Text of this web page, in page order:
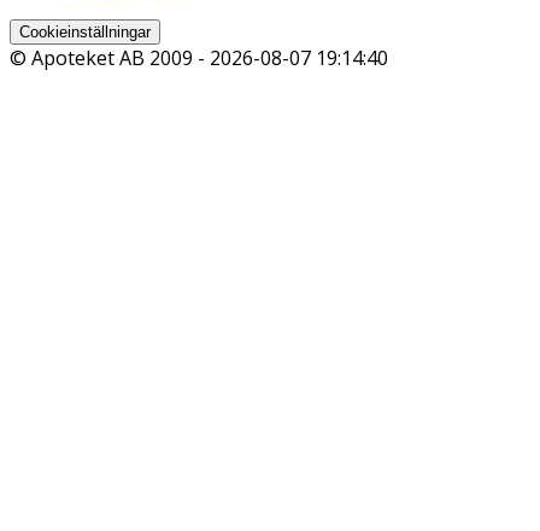
Cookieinställningar
© Apoteket AB 2009 - 2026-08-07 19:14:40